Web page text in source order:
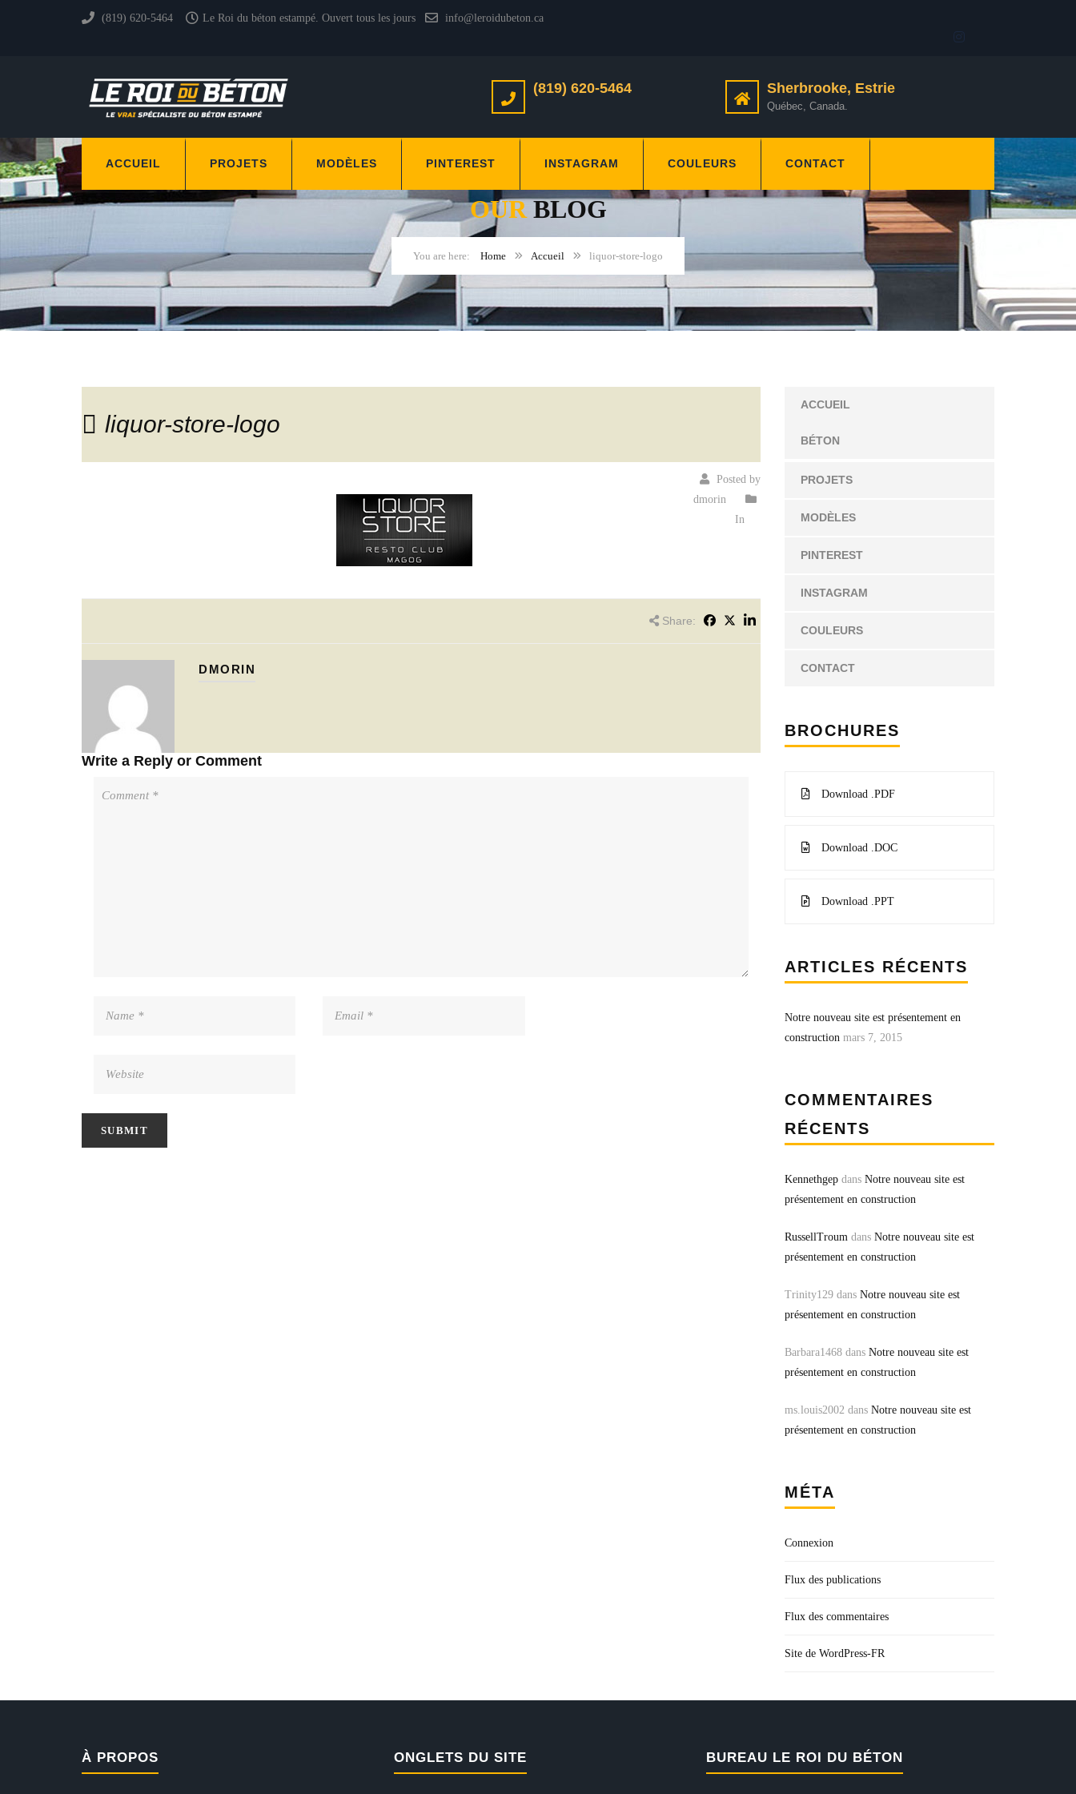
(819) 620-5464 Le Roi du béton estampé. Ouvert tous les jours info@leroidubeton.ca
(819) 620-5464 Sherbrooke, Estrie
Québec, Canada.
ACCUEIL PROJETS MODÈLES PINTEREST INSTAGRAM COULEURS CONTACT
OURBLOG
Home Accueil liquor-store-logo
liquor-store-logo
Posted by
dmorin
In
Share:
DMORIN
Write a Reply or Comment
ACCUEIL
BÉTON
PROJETS
MODÈLES
PINTEREST
INSTAGRAM
COULEURS
CONTACT
BROCHURES
Download .PDF
Download .DOC
Download .PPT
ARTICLES RÉCENTS
Notre nouveau site est présentement en
construction mars 7, 2015
COMMENTAIRES
RÉCENTS
Kennethgepdans Notre nouveau site est
présentement en construction
RussellTroumdans Notre nouveau site est
présentement en construction
Trinity129dans Notre nouveau site est
présentement en construction
Barbara1468dans Notre nouveau site est
présentement en construction
ms.louis2002dans Notre nouveau site est
présentement en construction
MÉTA
Connexion
Flux des publications
Flux des commentaires
Site de WordPress-FR
À PROPOS ONGLETS DU SITE BUREAU LE ROI DU BÉTON